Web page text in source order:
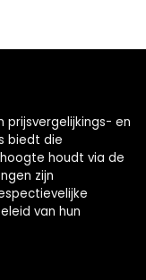
en
biedt die
houdt via de
zijn
van hun